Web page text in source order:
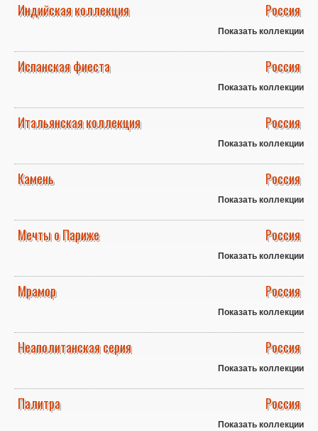
Индийская коллекция Россия
Показать коллекции
Испанская фиеста Россия
Показать коллекции
Итальянская коллекция Россия
Показать коллекции
Камень Россия
Показать коллекции
Мечты о Париже Россия
Показать коллекции
Мрамор Россия
Показать коллекции
Неаполитанская серия Россия
Показать коллекции
Палитра Россия
Показать коллекции